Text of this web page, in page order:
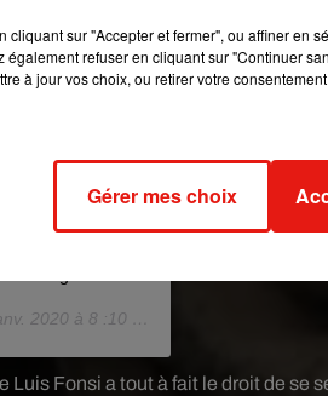
Situaciones
mis hermanos
de fuerza, de
a estar bien y
optimistas. Yo
2020 à 8 :10 PST
Fonsi a tout à fait le droit de se
cliquant sur "Accepter et fermer", ou affiner en
également refuser en cliquant sur "Continuer
à jour vos choix, ou retirer votre
Gérer mes choix